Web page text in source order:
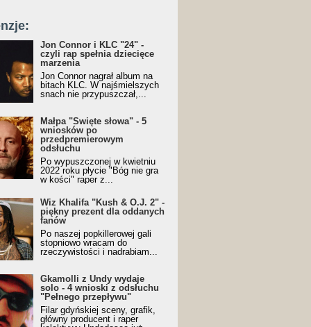
Jon Connor i KLC "24" -
czyli rap spełnia dziecięce
marzenia
Jon Connor nagrał album na
bitach KLC. W najśmielszych
snach nie przypuszczał,...
Małpa "Święte słowa" - 5
wniosków po
przedpremierowym
odsłuchu
Po wypuszczonej w kwietniu
2022 roku płycie "Bóg nie gra
w kości" raper z...
Wiz Khalifa "Kush & O.J. 2" -
piękny prezent dla oddanych
fanów
Po naszej popkillerowej gali
stopniowo wracam do
rzeczywistości i nadrabiam...
Gkamolli z Undy wydaje
solo - 4 wnioski z odsłuchu
"Pełnego przepływu"
Filar gdyńskiej sceny, grafik,
główny producent i raper